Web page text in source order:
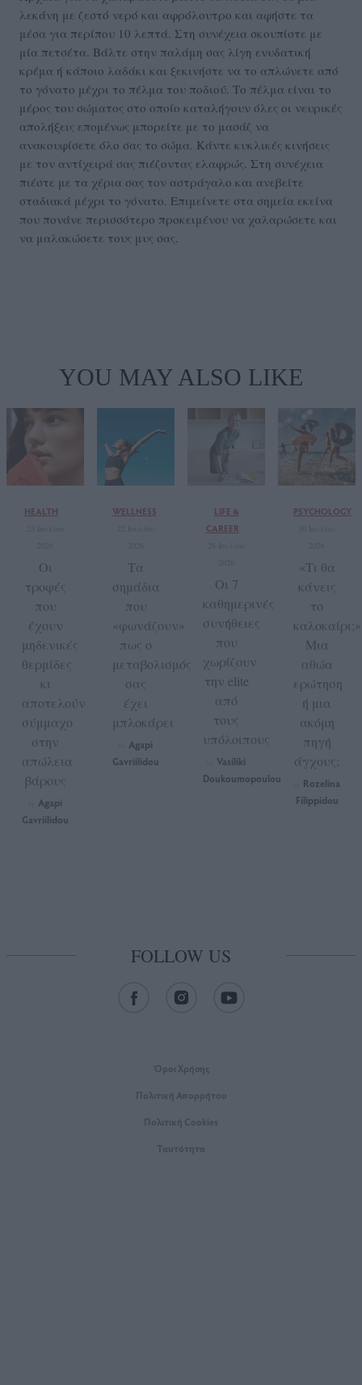
λεκάνη με ζεστό νερό και αφρόλουτρο και αφήστε τα
μέσα για περίπου 10 λεπτά. Στη συνέχεια σκουπίστε με
μία πετσέτα. Βάλτε στην παλάμη σας λίγη ενυδατική
κρέμα ή κάποιο λαδάκι και ξεκινήστε να το απλώνετε από
το γόνατο μέχρι το πέλμα του ποδιού. Το πέλμα είναι το
μέρος του σώματος στο οποίο καταλήγουν όλες οι νευρικές
απολήξεις επομένως μπορείτε με το μασάζ να
ανακουφίσετε όλο σας το σώμα. Κάντε κυκλικές κινήσεις
με τον αντίχειρά σας πιέζοντας ελαφρώς. Στη συνέχεια
πιέστε με τα χέρια σας τον αστράγαλο και ανεβείτε
σταδιακά μέχρι το γόνατο. Επιμείνετε στα σημεία εκείνα
που πονάνε περισσότερο προκειμένου να χαλαρώσετε και
να μαλακώσετε τους μυς σας.
YOU MAY ALSO LIKE
HEALTH
Οι
τροφές
που
έχουν
μηδενικές
θερμίδες
κι
αποτελούν
σύμμαχο
στην
απώλεια
βάρους
Agapi
Gavriilidou
WELLNESS
Τα
σημάδια
που
«φωνάζουν»
πως ο
μεταβολισμός
σας
έχει
μπλοκάρει
Agapi
Gavriilidou
LIFE &
CAREER
Οι 7
καθημερινές
συνήθειες
που
χωρίζουν
την elite
από
τους
υπόλοιπους
Vasiliki
Doukoumopoulou
PSYCHOLOGY
«Τι θα
κάνεις
το
Μια
αθώα
ερώτηση
ή μια
ακόμη
πηγή
άγχους;
Rozelina
Filippidou
FOLLOW US
Όροι Xρήσης
Πολιτική Απορρήτου
Πολιτική Cookies
Ταυτότητα